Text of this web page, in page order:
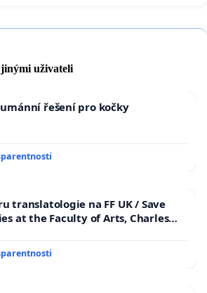
uživateli
řešení pro kočky
translatologie na FF UK / Save
at the Faculty of Arts, Charles